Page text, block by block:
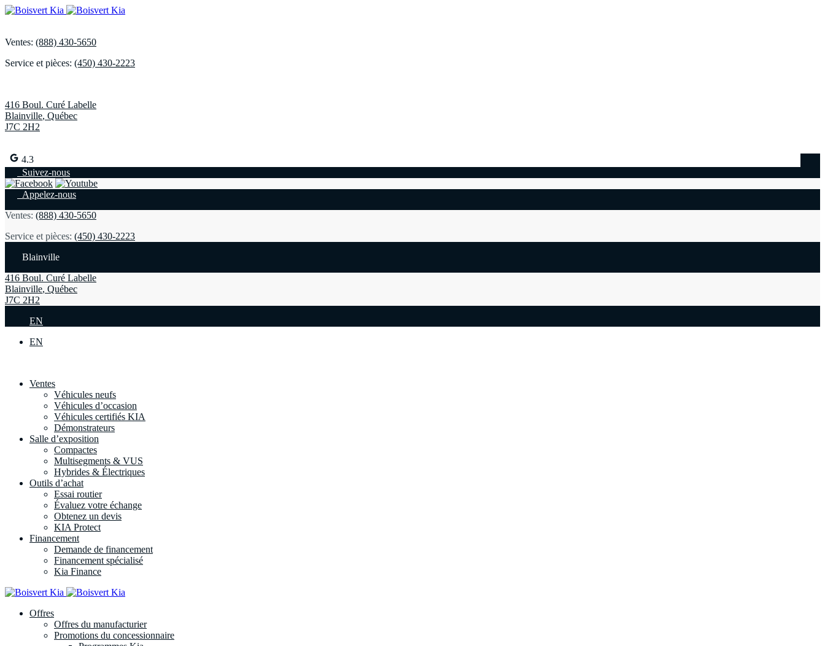
Ventes: (888) 430-5650
Service et pièces: (450) 430-2223
416 Boul. Curé Labelle
Blainville, Québec
J7C 2H2
4.3
Suivez-nous
Appelez-nous
Ventes: (888) 430-5650
Service et pièces: (450) 430-2223
Blainville
416 Boul. Curé Labelle
Blainville, Québec
J7C 2H2
EN
EN
Ventes
Véhicules neufs
Véhicules d’occasion
Véhicules certifiés KIA
Démonstrateurs
Salle d’exposition
Compactes
Multisegments & VUS
Hybrides & Électriques
Outils d’achat
Essai routier
Évaluez votre échange
Obtenez un devis
KIA Protect
Financement
Demande de financement
Financement spécialisé
Kia Finance
Offres
Offres du manufacturier
Promotions du concessionnaire